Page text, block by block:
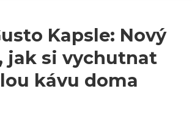
Kapsle: Nový
jak si vychutnat
kávu doma